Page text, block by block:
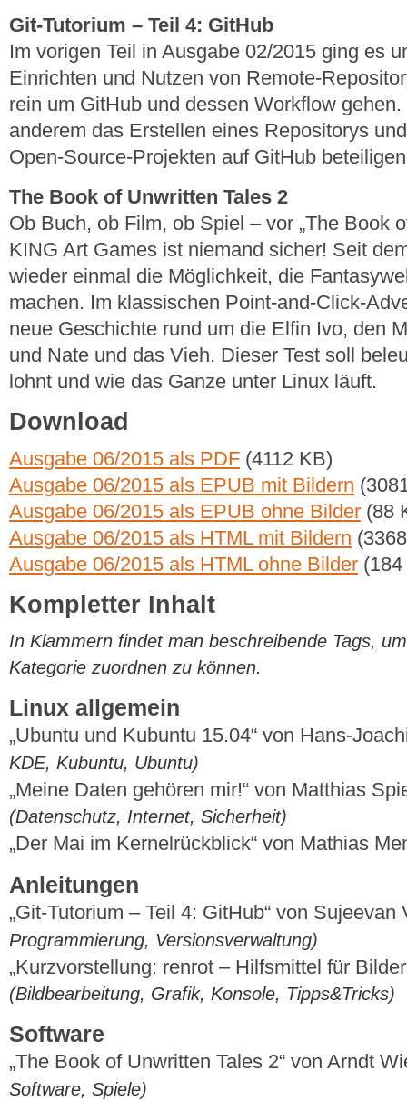
Git-Tutorium – Teil 4: GitHub
Im vorigen Teil in Ausgabe 02/2015 ging es
Einrichten und Nutzen von Remote-
rein um GitHub und dessen Workflow
anderem das Erstellen eines Repositorys
Open-Source-Projekten auf GitHub
The Book of Unwritten Tales 2
Ob Buch, ob Film, ob Spiel – vor „The Book
KING Art Games ist niemand sicher! Seit
wieder einmal die Möglichkeit, die
machen. Im klassischen Point-and-Click-
neue Geschichte rund um die Elfin Ivo, den
und Nate und das Vieh. Dieser Test soll
lohnt und wie das Ganze unter Linux läuft.
Download
Ausgabe 06/2015 als PDF (4112 KB)
Ausgabe 06/2015 als EPUB mit Bildern
Ausgabe 06/2015 als EPUB ohne Bilder (88
Ausgabe 06/2015 als HTML mit Bildern
Ausgabe 06/2015 als HTML ohne Bilder
Kompletter Inhalt
In Klammern findet man beschreibende Tags,
Kategorie zuordnen zu können.
Linux allgemein
„Ubuntu und Kubuntu 15.04“ von Hans-
KDE, Kubuntu, Ubuntu)
„Meine Daten gehören mir!“ von Matthias
(Datenschutz, Internet, Sicherheit)
„Der Mai im Kernelrückblick“ von Mathias
Anleitungen
„Git-Tutorium – Teil 4: GitHub“ von
Programmierung, Versionsverwaltung)
„Kurzvorstellung: renrot – Hilfsmittel für
(Bildbearbeitung, Grafik, Konsole, Tipps&Tricks)
Software
„The Book of Unwritten Tales 2“ von Arndt
Software, Spiele)